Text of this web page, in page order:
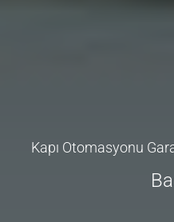
Kapı Otomasyonu